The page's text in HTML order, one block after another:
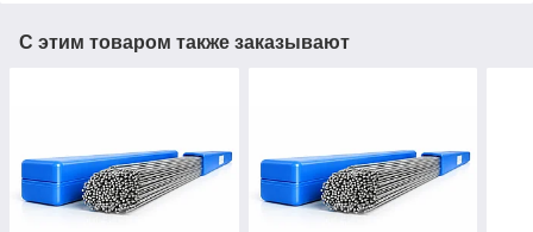
С этим товаром также заказывают